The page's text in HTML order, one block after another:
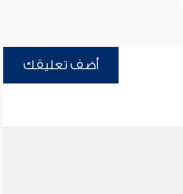
أضف تعليقك